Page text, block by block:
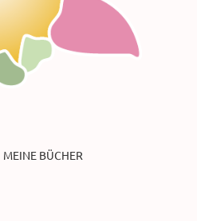
MEINE BÜCHER